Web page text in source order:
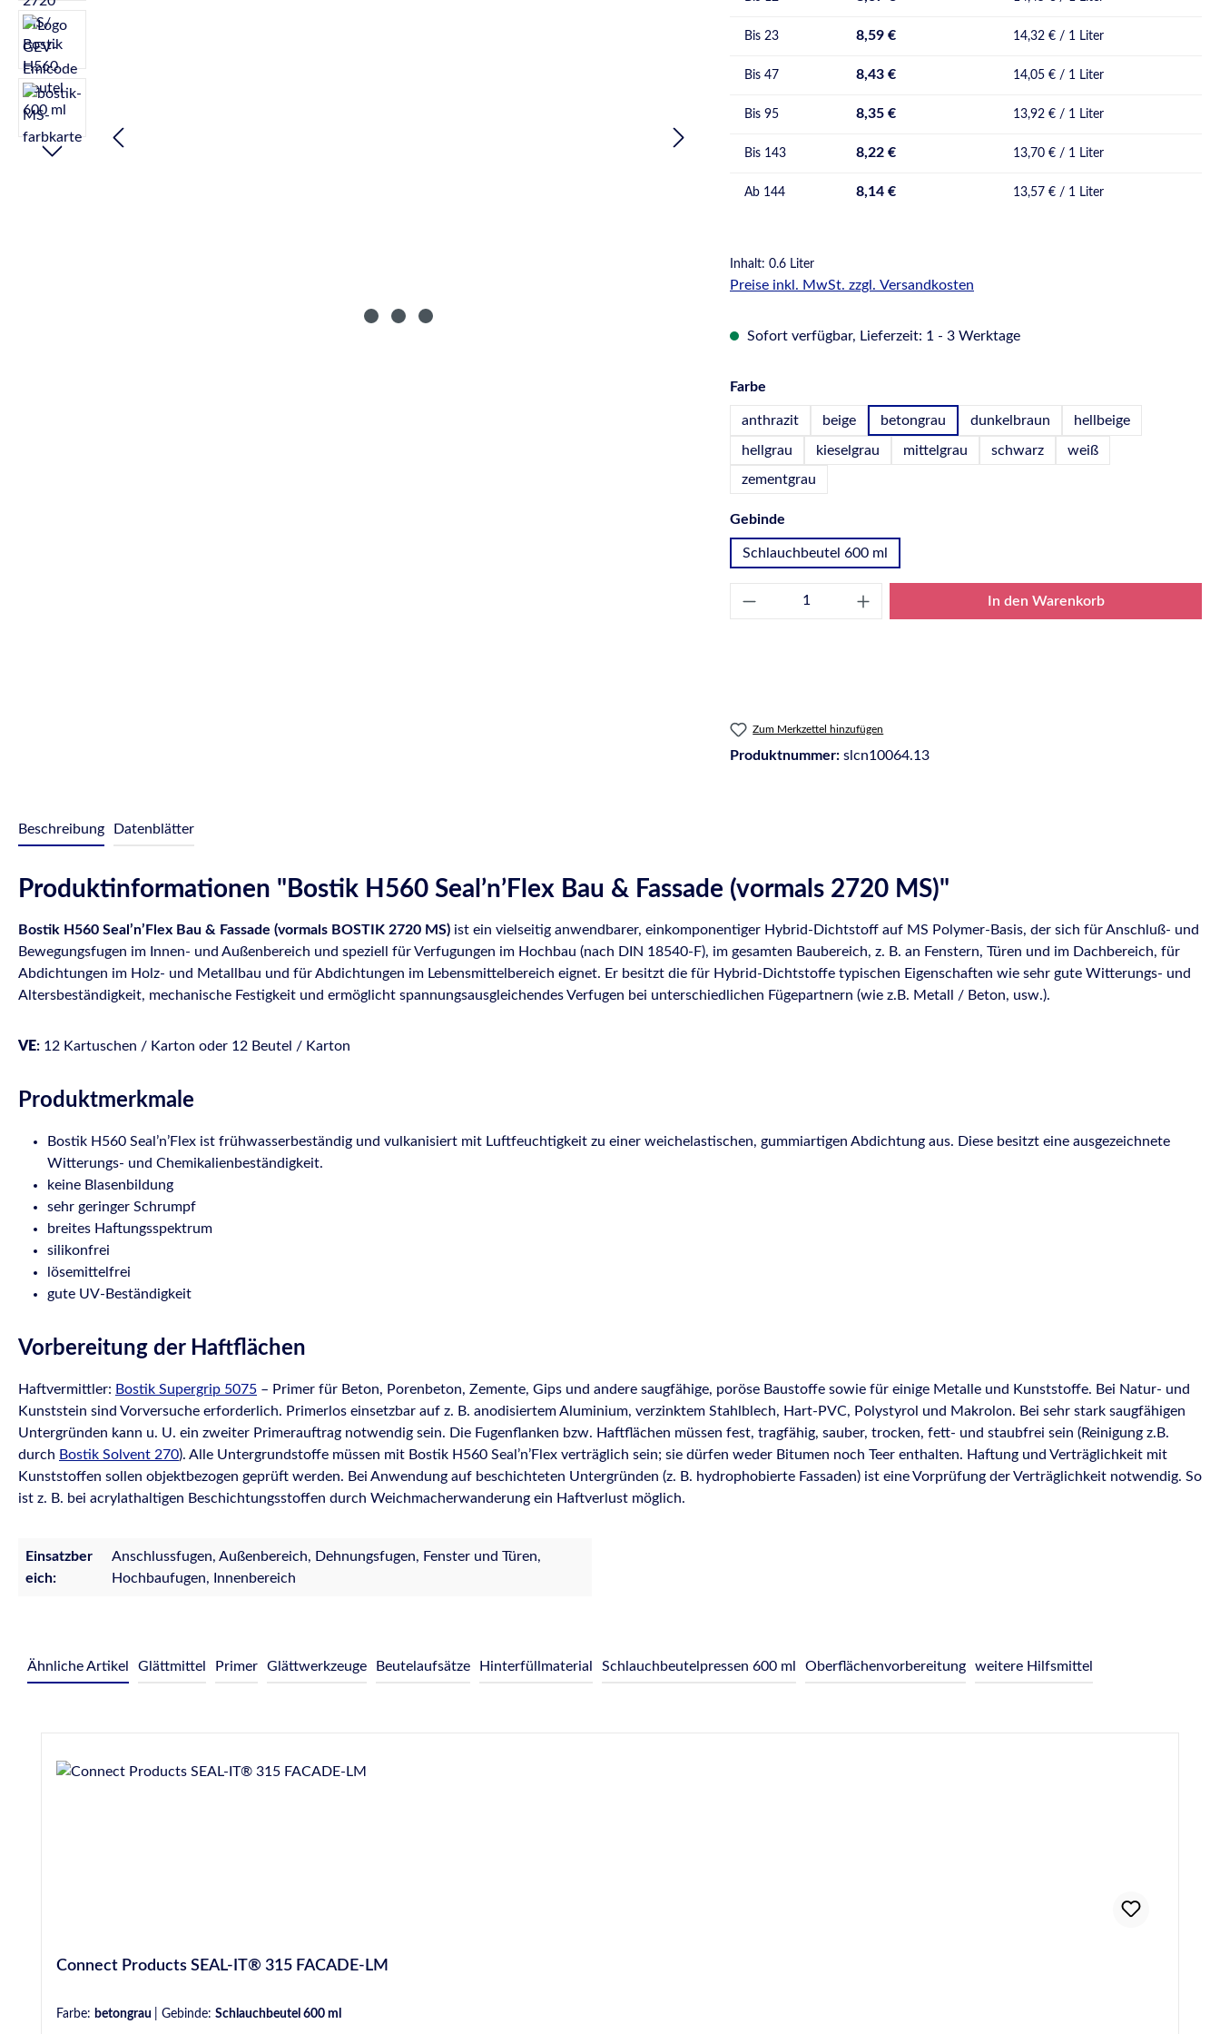
Bis 23 8,59 € 14,32 € / 1 Liter
Bis 47 8,43 € 14,05 € / 1 Liter
Bis 95 8,35 € 13,92 € / 1 Liter
Bis 143 8,22 € 13,70 € / 1 Liter
Ab 144 8,14 € 13,57 € / 1 Liter
Inhalt: 0.6 Liter
Preise inkl. MwSt. zzgl. Versandkosten
Sofort verfügbar, Lieferzeit: 1 - 3 Werktage
Farbe
anthrazit beige betongrau dunkelbraun hellbeige
hellgrau kieselgrau mittelgrau schwarz
weiß
zementgrau
Gebinde
Schlauchbeutel 600 ml
Produkt Anzahl: Gib den gewünschten Wert ein
In den Warenkorb
Zum Merkzettel hinzufügen
Produktnummer: slcn10064.13
Beschreibung Datenblätter
Produktinformationen "Bostik H560 Seal’n’Flex Bau & Fassade (vormals 2720 MS)"
Bostik H560 Seal’n’Flex Bau & Fassade (vormals BOSTIK 2720 MS) ist ein vielseitig anwendbarer, einkomponentiger Hybrid-Dichtstoff auf MS Polymer-Basis, der sich für Anschluß- und
Bewegungsfugen im Innen- und Außenbereich und speziell für Verfugungen im Hochbau (nach DIN 18540-F), im gesamten Baubereich, z. B. an Fenstern, Türen und im Dachbereich, für
Abdichtungen im Holz- und Metallbau und für Abdichtungen im Lebensmittelbereich eignet. Er besitzt die für Hybrid-Dichtstoffe typischen Eigenschaften wie sehr gute Witterungs- und
Altersbeständigkeit, mechanische Festigkeit und ermöglicht spannungsausgleichendes Verfugen bei unterschiedlichen Fügepartnern (wie z.B. Metall / Beton, usw.).
VE: 12 Kartuschen / Karton oder 12 Beutel / Karton
Produktmerkmale
Bostik H560 Seal’n’Flex ist frühwasserbeständig und vulkanisiert mit Luftfeuchtigkeit zu einer weichelastischen, gummiartigen Abdichtung aus. Diese besitzt eine ausgezeichnete
Witterungs- und Chemikalienbeständigkeit.
keine Blasenbildung
sehr geringer Schrumpf
breites Haftungsspektrum
silikonfrei
lösemittelfrei
gute UV-Beständigkeit
Vorbereitung der Haftflächen
Haftvermittler: Bostik Supergrip 5075 – Primer für Beton, Porenbeton, Zemente, Gips und andere saugfähige, poröse Baustoffe sowie für einige Metalle und Kunststoffe. Bei Natur- und
Kunststein sind Vorversuche erforderlich. Primerlos einsetzbar auf z. B. anodisiertem Aluminium, verzinktem Stahlblech, Hart-PVC, Polystyrol und Makrolon. Bei sehr stark saugfähigen
Untergründen kann u. U. ein zweiter Primerauftrag notwendig sein. Die Fugenflanken bzw. Haftflächen müssen fest, tragfähig, sauber, trocken, fett- und staubfrei sein (Reinigung z.B.
durch Bostik Solvent 270). Alle Untergrundstoffe müssen mit Bostik H560 Seal’n’Flex verträglich sein; sie dürfen weder Bitumen noch Teer enthalten. Haftung und Verträglichkeit mit
Kunststoffen sollen objektbezogen geprüft werden. Bei Anwendung auf beschichteten Untergründen (z. B. hydrophobierte Fassaden) ist eine Vorprüfung der Verträglichkeit notwendig. So
ist z. B. bei acrylathaltigen Beschichtungsstoffen durch Weichmacherwanderung ein Haftverlust möglich.
Einsatzber
eich:
Anschlussfugen, Außenbereich, Dehnungsfugen, Fenster und Türen,
Hochbaufugen, Innenbereich
Ähnliche Artikel Glättmittel Primer Glättwerkzeuge Beutelaufsätze Hinterfüllmaterial Schlauchbeutelpressen 600 ml Oberflächenvorbereitung weitere Hilfsmittel
Connect Products SEAL-IT® 315 FACADE-LM
Farbe: betongrau Gebinde: Schlauchbeutel 600 ml